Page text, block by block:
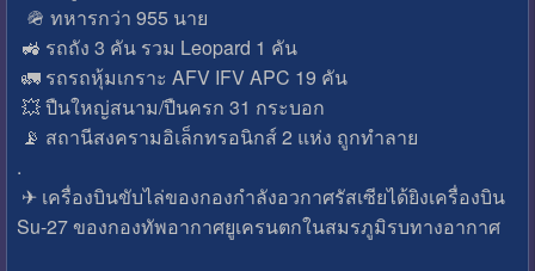
🪖 ทหารกว่า 955 นาย
🚜 รถถัง 3 คัน รวม Leopard 1 คัน
🚛 รถรถหุ้มเกราะ AFV IFV APC 19 คัน
💥 ปืนใหญ่สนาม/ปืนครก 31 กระบอก
📡 สถานีสงครามอิเล็กทรอนิกส์ 2 แห่ง ถูกทำลาย
.
✈ เครื่องบินขับไล่ของกองกำลังอวกาศรัสเซียได้ยิงเครื่องบิน
Su-27 ของกองทัพอากาศยูเครนตกในสมรภูมิรบทางอากาศ